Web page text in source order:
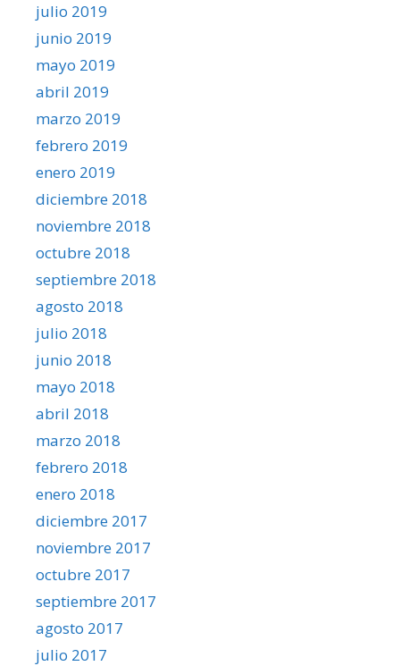
julio 2019
junio 2019
mayo 2019
abril 2019
marzo 2019
febrero 2019
enero 2019
diciembre 2018
noviembre 2018
octubre 2018
septiembre 2018
agosto 2018
julio 2018
junio 2018
mayo 2018
abril 2018
marzo 2018
febrero 2018
enero 2018
diciembre 2017
noviembre 2017
octubre 2017
septiembre 2017
agosto 2017
julio 2017